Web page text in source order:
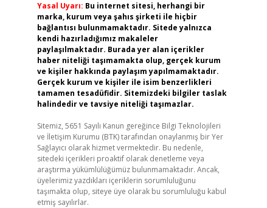
Yasal Uyarı: Bu internet sitesi, herhangi bir
marka, kurum veya şahıs şirketi ile hiçbir
bağlantısı bulunmamaktadır. Sitede yalnızca
kendi hazırladığımız makaleler
paylaşılmaktadır. Burada yer alan içerikler
haber niteliği taşımamakta olup, gerçek kurum
ve kişiler hakkında paylaşım yapılmamaktadır.
Gerçek kurum ve kişiler ile isim benzerlikleri
tamamen tesadüfidir. Sitemizdeki bilgiler taslak
halindedir ve tavsiye niteliği taşımazlar.
Sitemiz, 5651 Sayılı Kanun gereğince Bilgi Teknolojileri
ve İletişim Kurumu (BTK) tarafından onaylanmış bir Yer
Sağlayıcı olarak hizmet vermektedir. Bu nedenle,
sitedeki içerikleri proaktif olarak denetleme veya
araştırma yükümlülüğümüz bulunmamaktadır. Ancak,
üyelerimiz yazdıkları içeriklerin sorumluluğunu
taşımakta olup, siteye üye olarak bu sorumluluğu kabul
etmiş sayılırlar.